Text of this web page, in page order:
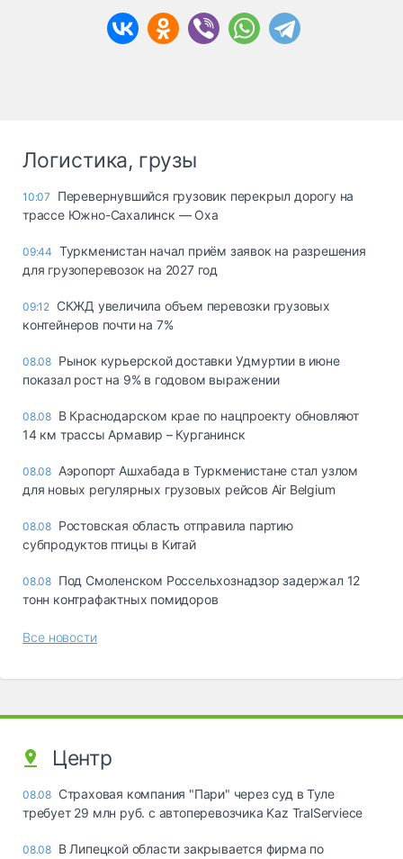
Логистика, грузы
10:07
Перевернувшийся грузовик перекрыл дорогу на
трассе Южно-Сахалинск — Оха
09:44 Туркменистан начал приём заявок на разрешения
для грузоперевозок на 2027 год
09:12 СКЖД увеличила объем перевозки грузовых
контейнеров почти на 7%
08.08 Рынок курьерской доставки Удмуртии в июне
показал рост на 9% в годовом выражении
08.08 В Краснодарском крае по нацпроекту обновляют
14 км трассы Армавир – Курганинск
08.08 Аэропорт Ашхабада в Туркменистане стал узлом
для новых регулярных грузовых рейсов Air Belgium
08.08 Ростовская область отправила партию
субпродуктов птицы в Китай
08.08 Под Смоленском Россельхознадзор задержал 12
тонн контрафактных помидоров
Все новости
Центр
08.08 Страховая компания "Пари" через суд в Туле
требует 29 млн руб. с автоперевозчика Kaz TralServiece
08.08 В Липецкой области закрывается фирма по